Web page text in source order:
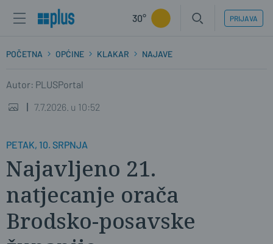
30° PRIJAVA
POČETNA OPĆINE KLAKAR NAJAVE
Autor: PLUSPortal
7.7.2026. u 10:52
PETAK, 10. SRPNJA
Najavljeno 21.
natjecanje orača
Brodsko-posavske